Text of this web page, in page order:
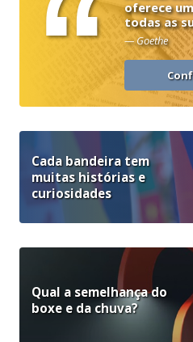
“
oferece
todas as
— Goethe
Cada bandeira tem
muitas histórias e
curiosidades
Qual a semelhança do
boxe e da chuva?